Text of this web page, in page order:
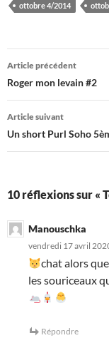
ottobre 4/2014
Navigation
des
articles
Article précédent
Roger mon levain #2
Article suivant
Un short Purl Soho
10 réflexions sur «
Manouschka
vendredi 17 avril
chat alors
les souriceaux
Répondre